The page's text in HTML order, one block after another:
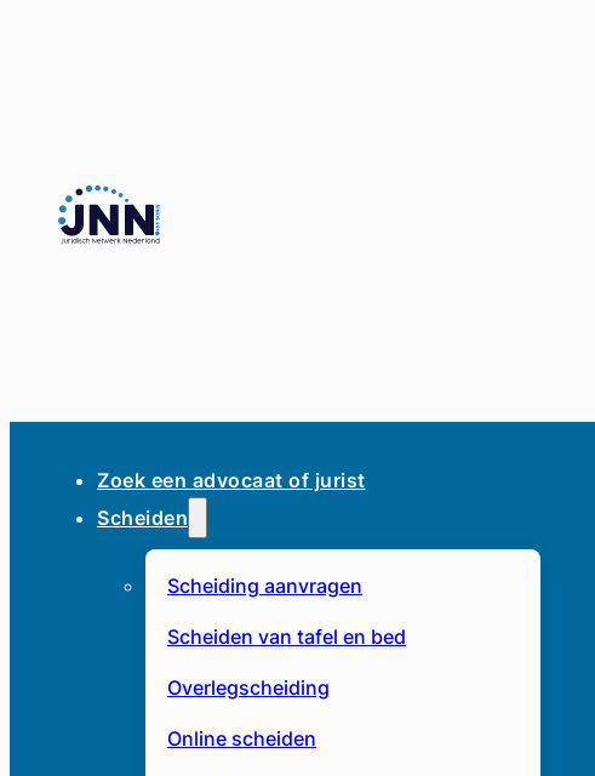
Zoek een advocaat of jurist
Scheiden
Scheiding aanvragen
Scheiden van tafel en bed
Overlegscheiding
Online scheiden